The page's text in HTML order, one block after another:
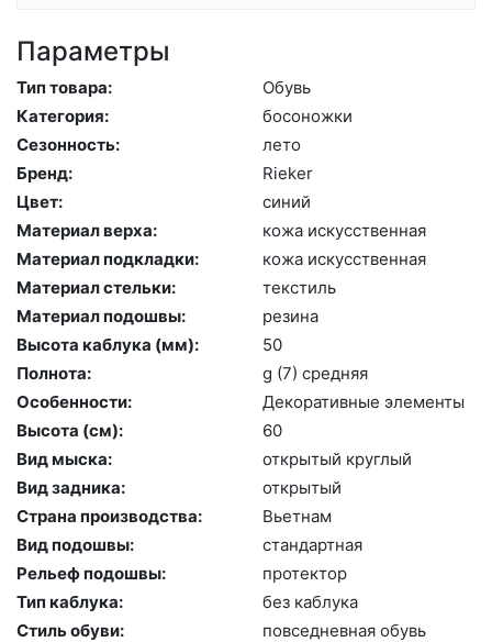
Параметры
Тип товара:
Обувь
Категория:
бо­сонож­ки
Сезонность:
ле­то
Бренд:
Ri­eker
Цвет:
си­ний
Материал верха:
ко­жа ис­кусс­твен­ная
Материал подкладки:
ко­жа ис­кусс­твен­ная
Материал стельки:
текс­тиль
Материал подошвы:
ре­зина
Высота каблука (мм):
50
Полнота:
g (7) сред­няя
Особенности:
Де­кора­тив­ные эле­мен­ты
Высота (cм):
60
Вид мыска:
отк­ры­тый круг­лый
Вид задника:
отк­ры­тый
Страна производства:
Вь­ет­нам
Вид подошвы:
стан­дарт­ная
Рельеф подошвы:
про­тек­тор
Тип каблука:
без каб­лу­ка
Стиль обуви:
пов­седнев­ная обувь